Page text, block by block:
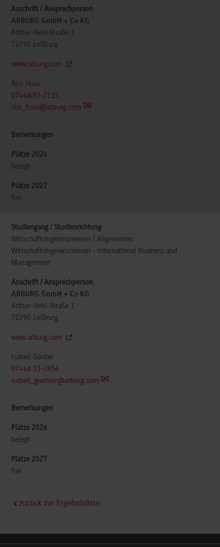
ARBURG GmbH + Co KG
Arthur-Hehl-Straße 1
72290 Loßburg
www.arburg.com
Rico Haas
07446/33-2115
rico_haas@arburg.com
belegt
frei
Wirtschaftsingenieurwesen / Allgemeines
Wirtschaftsingenieurwesen - International Business and
Management
ARBURG GmbH + Co KG
Arthur-Hehl-Straße 1
72290 Loßburg
www.arburg.com
Isabell Günter
07446 33-2854
isabell_guenter@arburg.com
belegt
frei
zurück zur Ergebnisliste